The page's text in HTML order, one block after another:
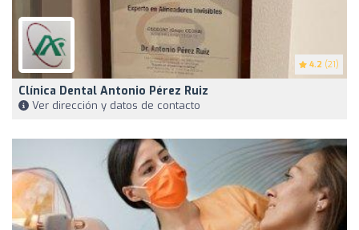
4.2 (21)
Clínica Dental Antonio Pérez Ruiz
Ver dirección y datos de contacto